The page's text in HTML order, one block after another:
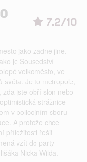
7.2/10
jako žádné jiné.
je Sousedství
velkoměsto, ve
světa. Je to metropole,
zda jste obří slon nebo
strážnice
v policejním sboru
A protože chce
příležitosti řešit
vzít do party
Nicka Wilda.